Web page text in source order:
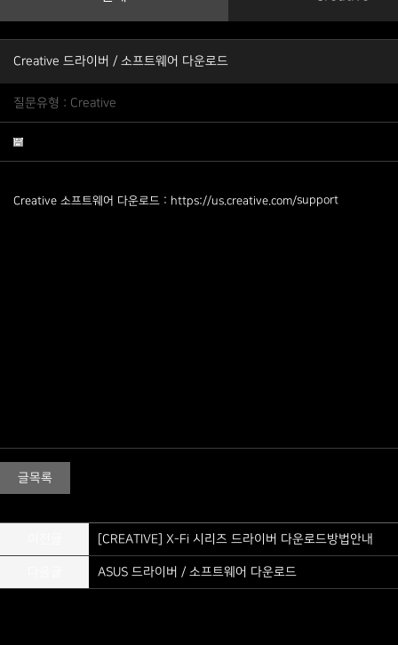
Creative 드라이버 / 소프트웨어 다운로드
질문유형 : Creative
Creative 소프트웨어 다운로드 : https://us.creative.com/​support
글목록
[CREATIVE] X-Fi 시리즈 드라이버 다운로드방법안내
ASUS 드라이버 / 소프트웨어 다운로드